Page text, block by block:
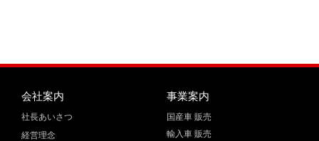
会社案内
社長あいさつ
経営理念
事業案内
国産車 販売
輸入車 販売